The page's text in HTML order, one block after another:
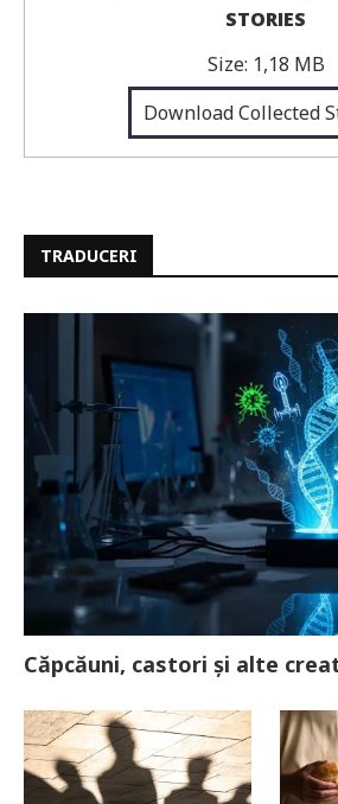
STORIES
Size: 1,18 MB
Download Collected
TRADUCERI
Căpcăuni, castori și alte